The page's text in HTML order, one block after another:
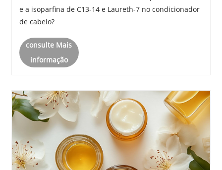
e a isoparfina de C13-14 e Laureth-7 no condicionador
de cabelo?
consulte Mais
informação